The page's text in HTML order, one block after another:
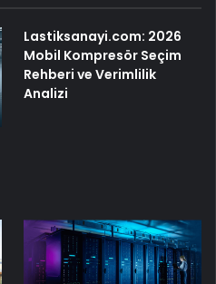
Lastiksanayi.com: 2026
Mobil Kompresör Seçim
Rehberi ve Verimlilik
Analizi